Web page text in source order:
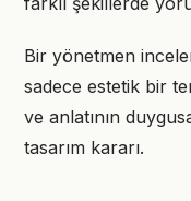
Bir yönetmen
sadece estetik bir
ve anlatının
tasarım kararı.